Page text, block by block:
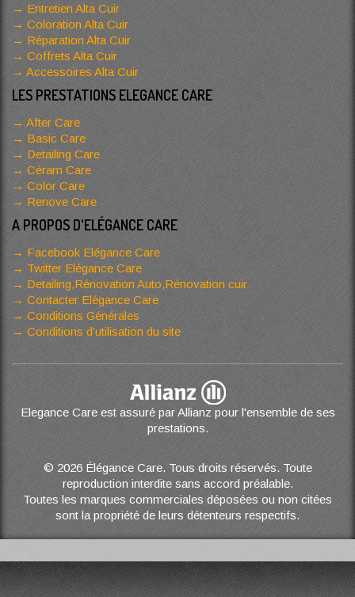
Entretien Alta Cuir
Coloration Alta Cuir
Réparation Alta Cuir
Coffrets Alta Cuir
Accessoires Alta Cuir
LES PRESTATIONS ELEGANCE CARE
After Care
Basic Care
Detailing Care
Céram Care
Color Care
Renove Care
A PROPOS D'ELÉGANCE CARE
Facebook Elégance Care
Twitter Elégance Care
Detailing,Rénovation Auto,Rénovation cuir
Contacter Elégance Care
Conditions Générales
Conditions d’utilisation du site
Elegance Care est assuré par Allianz pour l'ensemble de ses
prestations.
© 2026 Élégance Care. Tous droits réservés. Toute
reproduction interdite sans accord préalable.
Toutes les marques commerciales déposées ou non citées
sont la propriété de leurs détenteurs respectifs.